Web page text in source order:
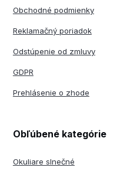
Obchodné podmienky
Reklamačný poriadok
Odstúpenie od zmluvy
GDPR
Prehlásenie o zhode
Obľúbené kategórie
Okuliare slnečné